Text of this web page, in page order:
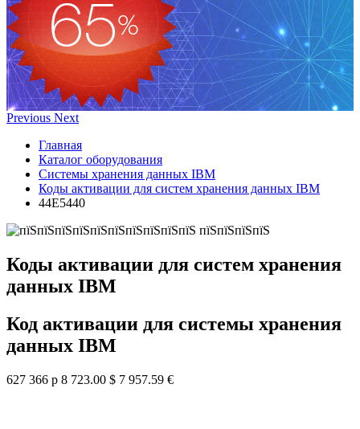
Previous Next
Главная
Каталог оборудования
Системы хранения данных IBM
Коды активации для систем хранения данных IBM
44E5440
Коды активации для систем хранения
данных IBM
Код активации для системы хранения
данных IBM
627 366 р 8 723.00 $ 7 957.59 €